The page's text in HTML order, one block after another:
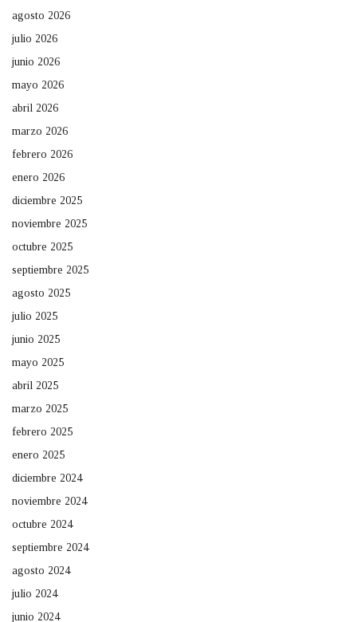
agosto 2026
julio 2026
junio 2026
mayo 2026
abril 2026
marzo 2026
febrero 2026
enero 2026
diciembre 2025
noviembre 2025
octubre 2025
septiembre 2025
agosto 2025
julio 2025
junio 2025
mayo 2025
abril 2025
marzo 2025
febrero 2025
enero 2025
diciembre 2024
noviembre 2024
octubre 2024
septiembre 2024
agosto 2024
julio 2024
junio 2024